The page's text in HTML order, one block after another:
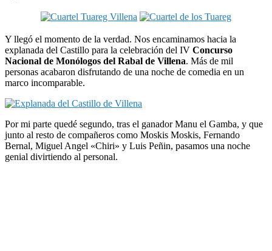
Y llegó el momento de la verdad. Nos encaminamos hacia la
explanada del Castillo para la celebración del IV Concurso
Nacional de Monólogos del Rabal de Villena. Más de mil
personas acabaron disfrutando de una noche de comedia en un
marco incomparable.
Por mi parte quedé segundo, tras el ganador Manu el Gamba, y que
junto al resto de compañeros como Moskis Moskis, Fernando
Bernal, Miguel Angel «Chiri» y Luis Peñin, pasamos una noche
genial divirtiendo al personal.